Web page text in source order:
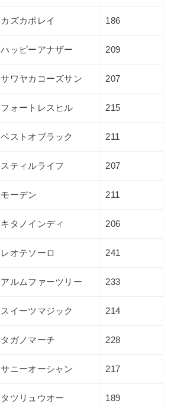
カズカポレイ 186
ハッピーアナザー 209
サワヤカコーズサン 207
フォートレスヒル 215
ベストオブラック 211
スティルライフ 207
モーデン 211
キタノインディ 206
レオテソーロ 241
アルムファーツリー 233
スイーツマジック 214
タガノマーチ 228
サニーオーシャン 217
タツリュウオー 189